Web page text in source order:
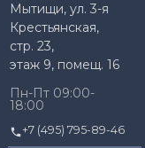
Мытищи, ул. 3-я
Крестьянская,
стр. 23,
этаж 9, помещ. 16
Пн-Пт 09:00-
18:00
+7 (495) 795-89-46